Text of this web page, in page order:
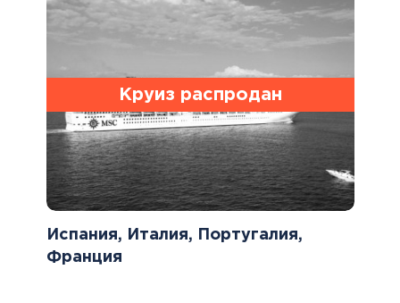
регистрацию на круиз. Размещение в каютах и
первое знакомство с кораблем. 7 ночей на
Круиз распродан
Испания, Италия, Португалия,
Франция